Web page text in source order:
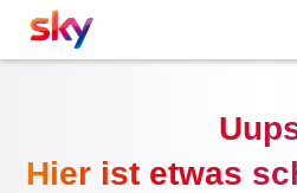
Hier ist etwas